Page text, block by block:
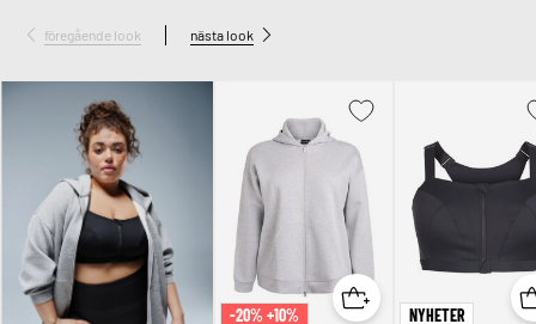
föregående look nästa look
-20% +10% NYHETER